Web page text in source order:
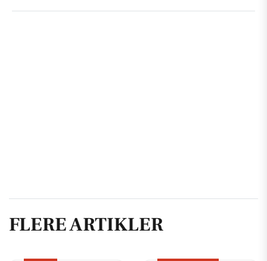
FLERE ARTIKLER